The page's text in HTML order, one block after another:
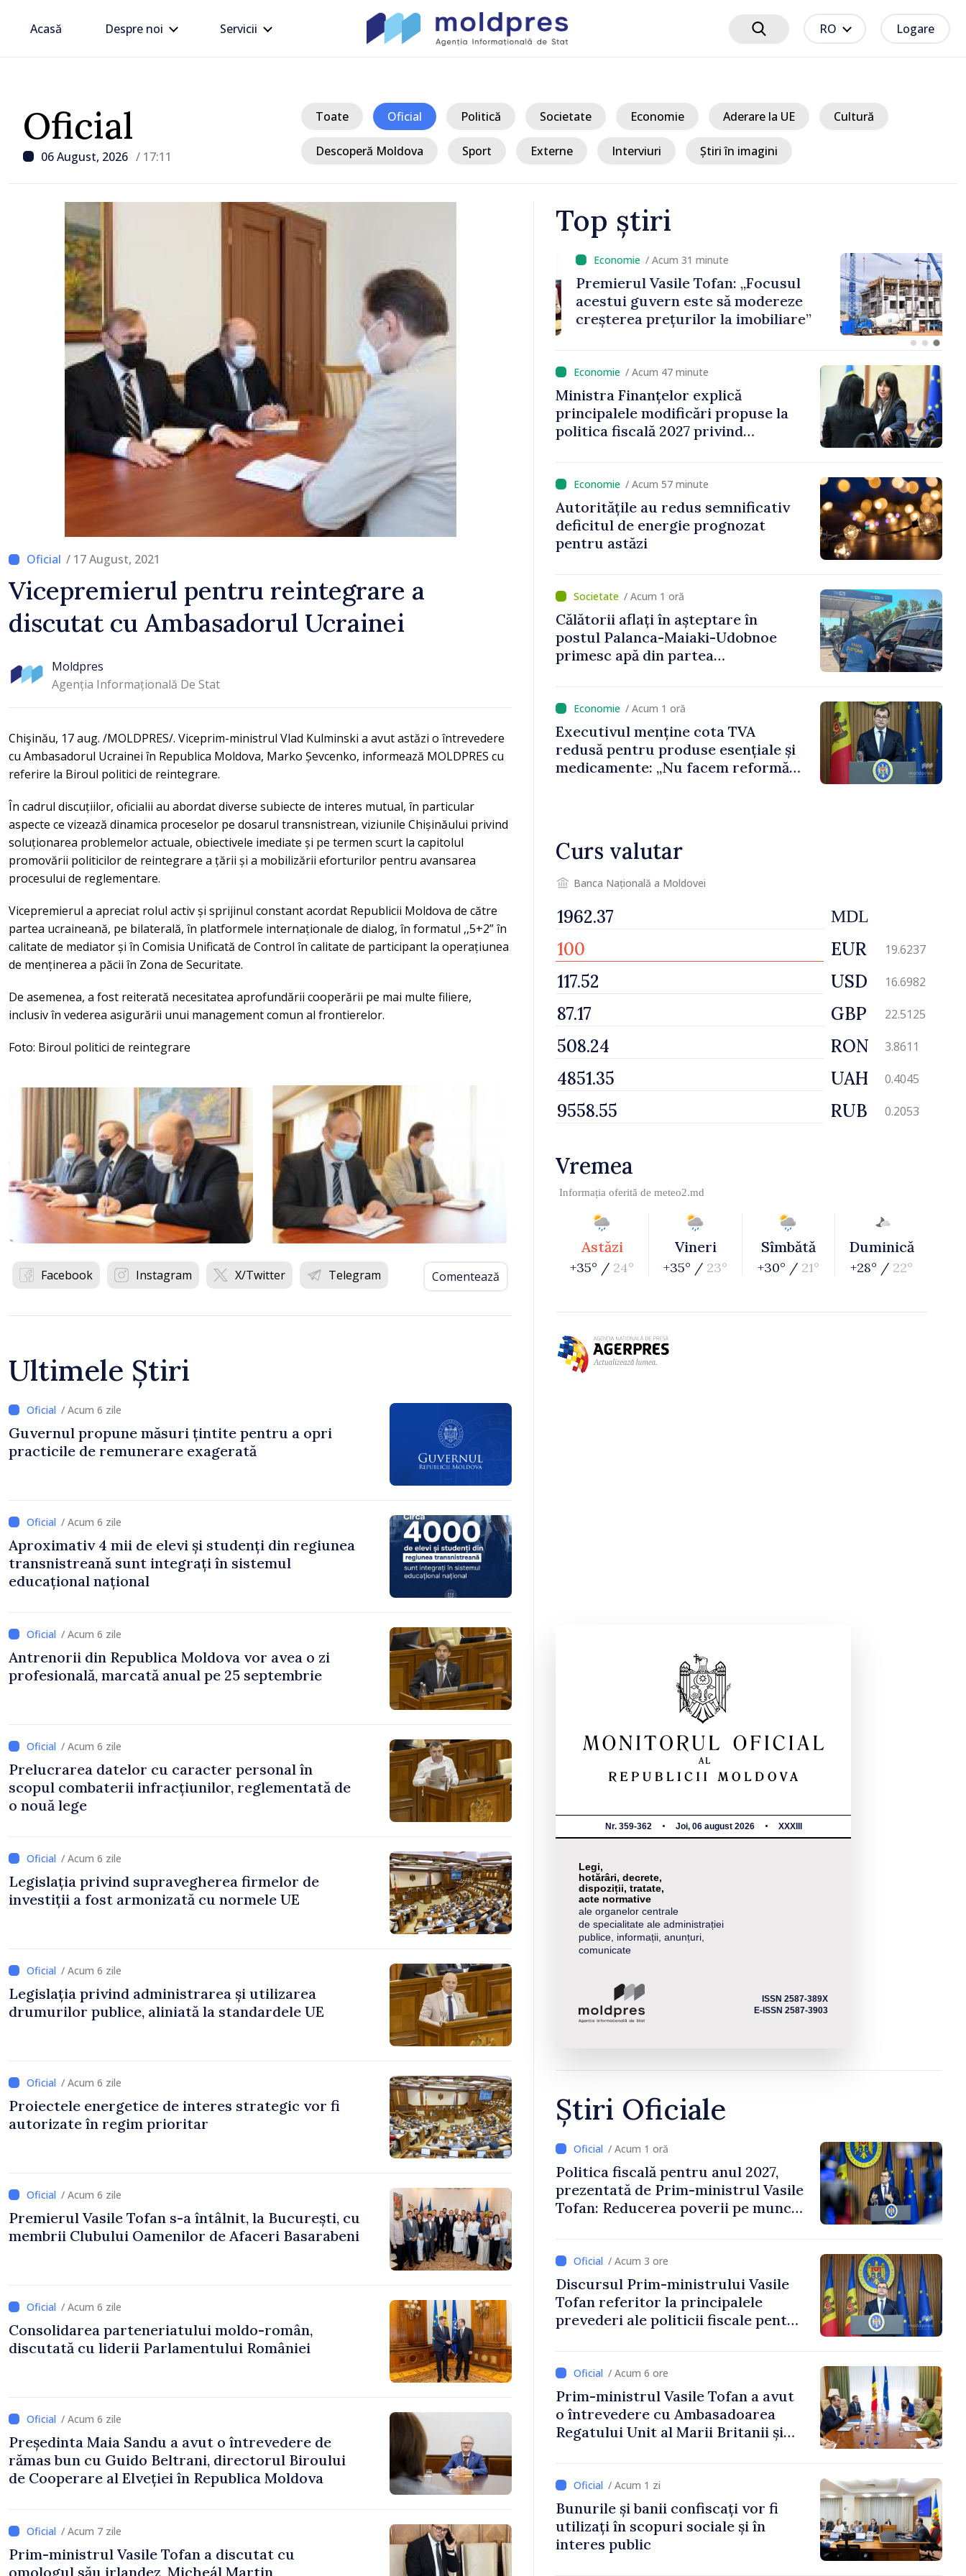
Acasă Despre noi Servicii RO Logare
Oficial
06 August, 2026 / 17:11
Toate Oficial Politică Societate Economie Aderare la UE Cultură
Descoperă Moldova Sport Externe Interviuri Știri în imagini
/ 17 August, 2021
Vicepremierul pentru reintegrare a
discutat cu Ambasadorul Ucrainei
Moldpres
Agenția Informațională De Stat
Chişinău, 17 aug. /MOLDPRES/. Viceprim-ministrul Vlad Kulminski a avut astăzi o întrevedere
cu Ambasadorul Ucrainei în Republica Moldova, Marko Șevcenko, informează MOLDPRES cu
referire la Biroul politici de reintegrare.
În cadrul discuțiilor, oficialii au abordat diverse subiecte de interes mutual, în particular
aspecte ce vizează dinamica proceselor pe dosarul transnistrean, viziunile Chișinăului privind
soluționarea problemelor actuale, obiectivele imediate și pe termen scurt la capitolul
promovării politicilor de reintegrare a țării și a mobilizării eforturilor pentru avansarea
procesului de reglementare.
Vicepremierul a apreciat rolul activ și sprijinul constant acordat Republicii Moldova de către
partea ucraineană, pe bilaterală, în platformele internaționale de dialog, în formatul ,,5+2” în
calitate de mediator și în Comisia Unificată de Control în calitate de participant la operațiunea
de menținerea a păcii în Zona de Securitate.
De asemenea, a fost reiterată necesitatea aprofundării cooperării pe mai multe filiere,
inclusiv în vederea asigurării unui management comun al frontierelor.
Foto: Biroul politici de reintegrare
Facebook Instagram X/Twitter Telegram Comentează
Ultimele Știri
/ Acum 6 zile
Guvernul propune măsuri țintite pentru a opri
practicile de remunerare exagerată
/ Acum 6 zile
Aproximativ 4 mii de elevi și studenți din regiunea
transnistreană sunt integrați în sistemul
educațional național
/ Acum 6 zile
Antrenorii din Republica Moldova vor avea o zi
profesională, marcată anual pe 25 septembrie
/ Acum 6 zile
Prelucrarea datelor cu caracter personal în
scopul combaterii infracțiunilor, reglementată de
o nouă lege
/ Acum 6 zile
Legislația privind supravegherea firmelor de
investiții a fost armonizată cu normele UE
/ Acum 6 zile
Legislația privind administrarea și utilizarea
drumurilor publice, aliniată la standardele UE
/ Acum 6 zile
Proiectele energetice de interes strategic vor fi
autorizate în regim prioritar
/ Acum 6 zile
Premierul Vasile Tofan s-a întâlnit, la București, cu
membrii Clubului Oamenilor de Afaceri Basarabeni
/ Acum 6 zile
Consolidarea parteneriatului moldo-român,
discutată cu liderii Parlamentului României
/ Acum 6 zile
Președinta Maia Sandu a avut o întrevedere de
rămas bun cu Guido Beltrani, directorul Biroului
de Cooperare al Elveției în Republica Moldova
/ Acum 7 zile
Prim-ministrul Vasile Tofan a discutat cu
omologul său irlandez, Micheál Martin
Top știri
CEC a adoptat mai multe hotărâri
privind organizarea alegerilor
locale noi și a unui referendum
local în satul Delacău, raionul
Anenii Noi
/ Acum 31 minute
Premierul Vasile Tofan: „Focusul
acestui guvern este să modereze
creșterea prețurilor la imobiliare”
/ Acum 47 minute
Ministra Finanțelor explică
principalele modificări propuse la
politica fiscală 2027 privind
/ Acum 57 minute
Autoritățile au redus semnificativ
deficitul de energie prognozat
pentru astăzi
/ Acum 1 oră
Călătorii aflați în așteptare în
postul Palanca-Maiaki-Udobnoe
primesc apă din partea
/ Acum 1 oră
Executivul menține cota TVA
redusă pentru produse esențiale și
medicamente: „Nu facem reformă
Curs valutar
Banca Națională a Moldovei
MDL
EUR 19.6237
USD 16.6982
GBP 22.5125
RON 3.8611
UAH 0.4045
RUB 0.2053
Vremea
Informația oferită de meteo2.md
Astăzi
+35° / 24°
Vineri
+35° / 23°
Sîmbătă
+30° / 21°
Duminică
+28° / 22°
Nr. 359-362 Joi, 06 august 2026 XXXIII
Legi,
hotărâri, decrete,
dispoziții, tratate,
acte normative
ale organelor centrale
de specialitate ale administrației
publice, informații, anunțuri,
comunicate
ISSN 2587-389X
E-ISSN 2587-3903
Știri Oficiale
/ Acum 1 oră
Politica fiscală pentru anul 2027,
prezentată de Prim-ministrul Vasile
Tofan: Reducerea poverii pe muncă,
/ Acum 3 ore
Discursul Prim-ministrului Vasile
Tofan referitor la principalele
prevederi ale politicii fiscale pentru
/ Acum 6 ore
Prim-ministrul Vasile Tofan a avut
o întrevedere cu Ambasadoarea
Regatului Unit al Marii Britanii și
/ Acum 1 zi
Bunurile și banii confiscați vor fi
utilizați în scopuri sociale și în
interes public